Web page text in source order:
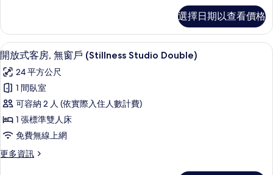
(Sakyo)
的
詳
情
選擇日期以查看價格
顯
示
開
放
式
客
房,
無
開放式客房, 無窗戶 (Stillness Studio
4
開放式客房, 無窗戶 (Stillness Studio Double)
24 平方公尺
1 間臥室
可容納 2 人 (依實際入住人數計費)
1 張標準雙人床
免費無線上網
更多資訊
更